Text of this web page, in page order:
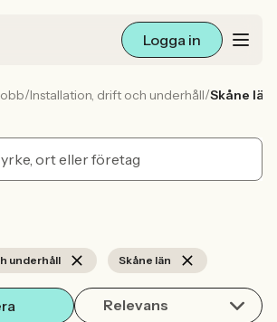
Logga in
AI
/Installation, drift och underhåll/Skåne län
underhåll Skåne län
Relevans